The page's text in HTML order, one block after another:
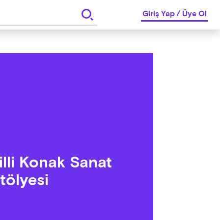
Giriş Yap/Üye Ol
Konak Sanat